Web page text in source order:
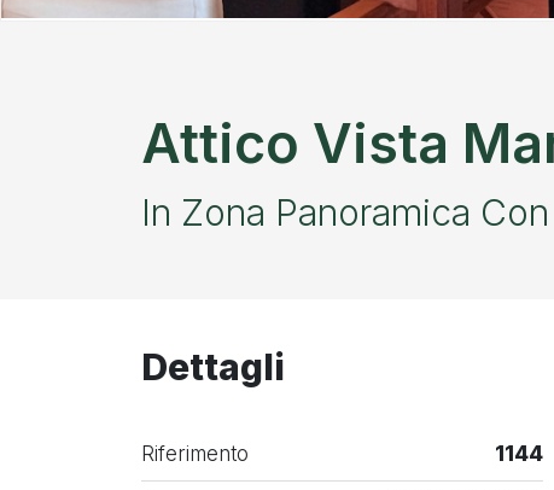
Attico Vista
In Zona Panoramica
Dettagli
Riferimento 1144